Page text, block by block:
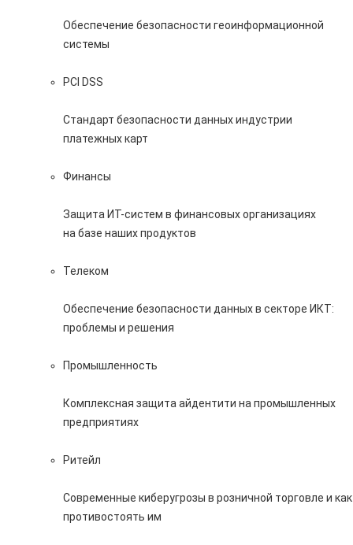
Обеспечение безопасности геоинформационной
системы
PCI DSS
Стандарт безопасности данных индустрии
платежных карт
Финансы
Защита ИТ-систем в финансовых организациях
на базе наших продуктов
Телеком
Обеспечение безопасности данных в секторе ИКТ:
проблемы и решения
Промышленность
Комплексная защита айдентити на промышленных
предприятиях
Ритейл
Современные киберугрозы в розничной торговле и как
противостоять им